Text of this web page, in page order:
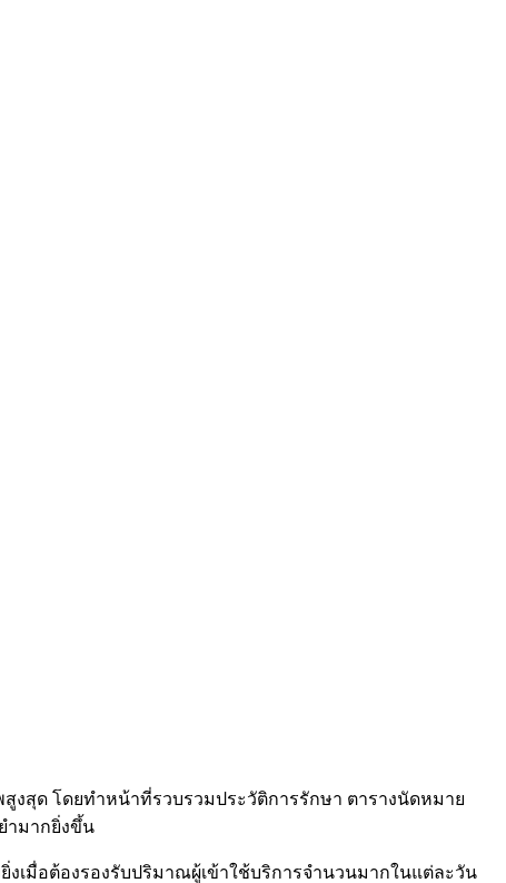
สุด โดยทำหน้าที่รวบรวมประวัติการรักษา ตารางนัดหมาย
ำมากยิ่งขึ้น
เมื่อต้องรองรับปริมาณผู้เข้าใช้บริการจำนวนมากในแต่ละวัน